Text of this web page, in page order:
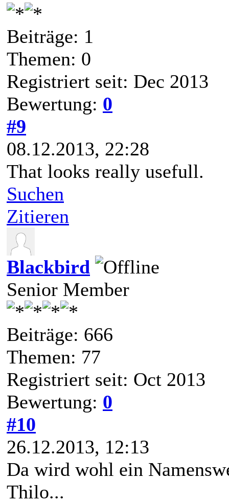
Beiträge: 1
Themen: 0
Registriert seit: Dec 2013
Bewertung: 0
#9
08.12.2013, 22:28
That looks really usefull.
Suchen
Zitieren
Blackbird
Senior Member
Beiträge: 666
Themen: 77
Registriert seit: Oct 2013
Bewertung: 0
#10
26.12.2013, 12:13
Da wird wohl ein
Thilo...